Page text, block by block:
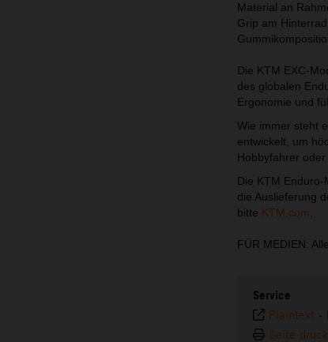
Material an
Grip am
Die KTM EXC-
des globalen
Ergonomie und
Wie immer steht
entwickelt, um
Hobbyfahrer
Die KTM
die Auslieferung
bitte KTM.com.
FÜR MEDIEN:
Service
Plaintext -
Seite